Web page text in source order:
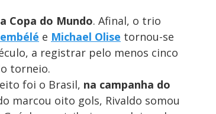
Copa do Mundo. Afinal, o trio
e Michael Olise tornou-se
a registrar pelo menos cinco
torneio.
foi o Brasil, na campanha do
marcou oito gols, Rivaldo somou